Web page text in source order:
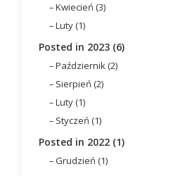
Kwiecień (3)
Luty (1)
Posted in 2023 (6)
Październik (2)
Sierpień (2)
Luty (1)
Styczeń (1)
Posted in 2022 (1)
Grudzień (1)